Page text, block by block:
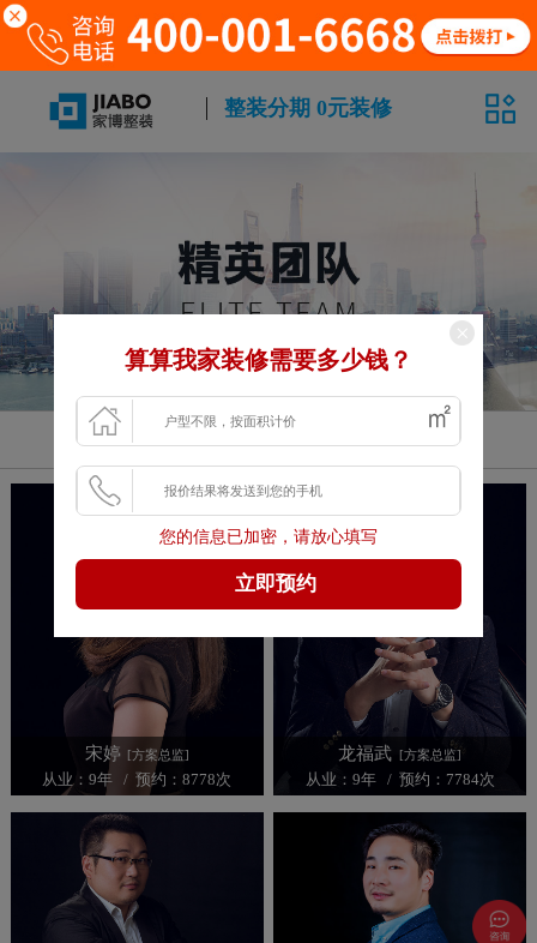
整装分期 0元装修
级别
宋婷 [方案总监]
从业：9年 / 预约：8778次
龙福武 [方案总监]
从业：9年 / 预约：7784次
算算我家装修需要多少钱？
您的信息已加密，请放心填写